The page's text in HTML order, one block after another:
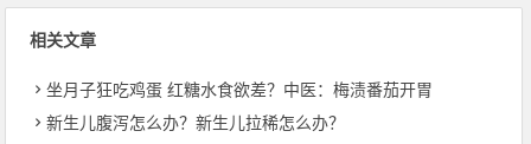
相关文章
坐月子狂吃鸡蛋 红糖水食欲差？中医：梅渍番茄开胃
新生儿腹泻怎么办？新生儿拉稀怎么办？